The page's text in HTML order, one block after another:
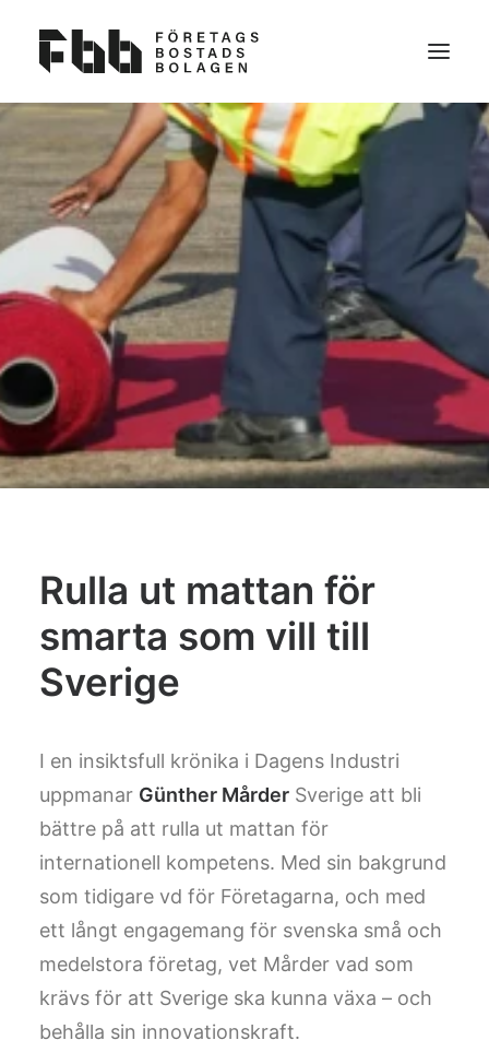
OM OSS
VAD VI VILL
KONTAKT
BLI MEDLEM
NYHETER
VAD ÄR EN FÖRETAGSBOSTAD?
PARTNERS TILL FBB
SEARCH
Rulla ut mattan för
smarta som vill till
Sverige
I en insiktsfull krönika i Dagens Industri
uppmanar Günther Mårder Sverige att bli
bättre på att rulla ut mattan för
internationell kompetens. Med sin bakgrund
som tidigare vd för Företagarna, och med
ett långt engagemang för svenska små och
medelstora företag, vet Mårder vad som
krävs för att Sverige ska kunna växa – och
behålla sin innovationskraft.